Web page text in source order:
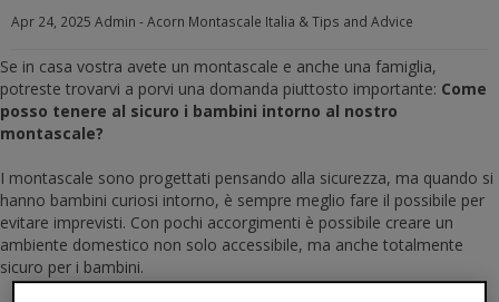
Apr 24, 2025 Admin - Acorn Montascale Italia & Tips and Advice
Se in casa vostra avete un montascale e anche una famiglia,
potreste trovarvi a porvi una domanda piuttosto importante: Come
posso tenere al sicuro i bambini intorno al nostro
montascale?
I montascale sono progettati pensando alla sicurezza, ma quando si
hanno bambini curiosi intorno, è sempre meglio fare il possibile per
evitare imprevisti. Con pochi accorgimenti è possibile creare un
ambiente domestico non solo accessibile, ma anche totalmente
sicuro per i bambini.